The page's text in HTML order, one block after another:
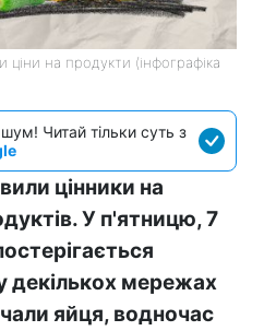
на продукти (інфографіка
Читай тільки суть з
цінники на
У п'ятницю, 7
декількох мережах
яйця, водночас